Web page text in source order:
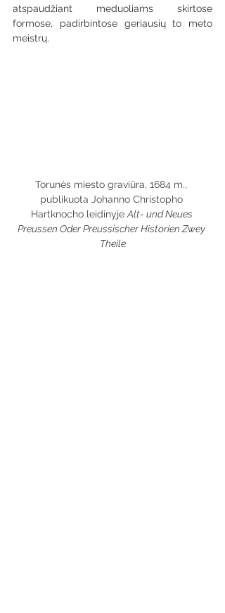
atspaudžiant meduoliams skirtose
formose, padirbintose geriausių to meto
meistrų.
Torunės miesto graviūra, 1684 m.,
publikuota Johanno Christopho
Hartknocho leidinyje Alt- und Neues
Preussen Oder Preussischer Historien Zwey
Theile